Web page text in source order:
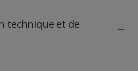
technique et de